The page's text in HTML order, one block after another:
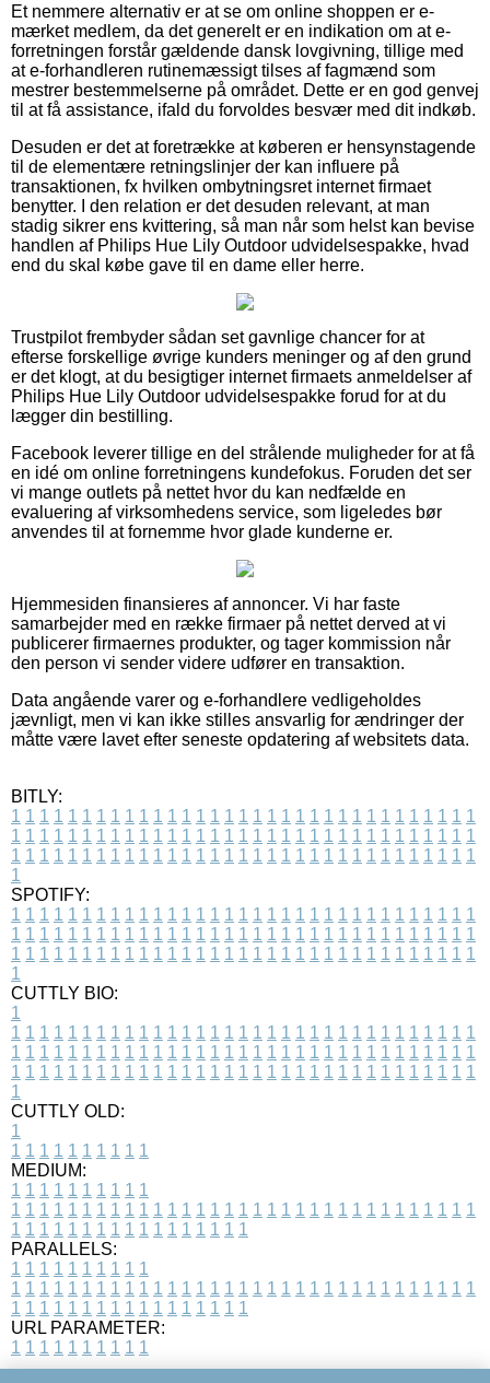
Et nemmere alternativ er at se om online shoppen er e-
mærket medlem, da det generelt er en indikation om at e-
forretningen forstår gældende dansk lovgivning, tillige med
at e-forhandleren rutinemæssigt tilses af fagmænd som
mestrer bestemmelserne på området. Dette er en god genvej
til at få assistance, ifald du forvoldes besvær med dit indkøb.
Desuden er det at foretrække at køberen er hensynstagende
til de elementære retningslinjer der kan influere på
transaktionen, fx hvilken ombytningsret internet firmaet
benytter. I den relation er det desuden relevant, at man
stadig sikrer ens kvittering, så man når som helst kan bevise
handlen af Philips Hue Lily Outdoor udvidelsespakke, hvad
end du skal købe gave til en dame eller herre.
Trustpilot frembyder sådan set gavnlige chancer for at
efterse forskellige øvrige kunders meninger og af den grund
er det klogt, at du besigtiger internet firmaets anmeldelser af
Philips Hue Lily Outdoor udvidelsespakke forud for at du
lægger din bestilling.
Facebook leverer tillige en del strålende muligheder for at få
en idé om online forretningens kundefokus. Foruden det ser
vi mange outlets på nettet hvor du kan nedfælde en
evaluering af virksomhedens service, som ligeledes bør
anvendes til at fornemme hvor glade kunderne er.
Hjemmesiden finansieres af annoncer. Vi har faste
samarbejder med en række firmaer på nettet derved at vi
publicerer firmaernes produkter, og tager kommission når
den person vi sender videre udfører en transaktion.
Data angående varer og e-forhandlere vedligeholdes
jævnligt, men vi kan ikke stilles ansvarlig for ændringer der
måtte være lavet efter seneste opdatering af websitets data.
BITLY:
1 1 1 1 1 1 1 1 1 1 1 1 1 1 1 1 1 1 1 1 1 1 1 1 1 1 1 1 1 1 1 1 1
1 1 1 1 1 1 1 1 1 1 1 1 1 1 1 1 1 1 1 1 1 1 1 1 1 1 1 1 1 1 1 1 1
1 1 1 1 1 1 1 1 1 1 1 1 1 1 1 1 1 1 1 1 1 1 1 1 1 1 1 1 1 1 1 1 1
1
SPOTIFY:
1 1 1 1 1 1 1 1 1 1 1 1 1 1 1 1 1 1 1 1 1 1 1 1 1 1 1 1 1 1 1 1 1
1 1 1 1 1 1 1 1 1 1 1 1 1 1 1 1 1 1 1 1 1 1 1 1 1 1 1 1 1 1 1 1 1
1 1 1 1 1 1 1 1 1 1 1 1 1 1 1 1 1 1 1 1 1 1 1 1 1 1 1 1 1 1 1 1 1
1
CUTTLY BIO:
1
1 1 1 1 1 1 1 1 1 1 1 1 1 1 1 1 1 1 1 1 1 1 1 1 1 1 1 1 1 1 1 1 1
1 1 1 1 1 1 1 1 1 1 1 1 1 1 1 1 1 1 1 1 1 1 1 1 1 1 1 1 1 1 1 1 1
1 1 1 1 1 1 1 1 1 1 1 1 1 1 1 1 1 1 1 1 1 1 1 1 1 1 1 1 1 1 1 1 1
1
CUTTLY OLD:
1
1 1 1 1 1 1 1 1 1 1
MEDIUM:
1 1 1 1 1 1 1 1 1 1
1 1 1 1 1 1 1 1 1 1 1 1 1 1 1 1 1 1 1 1 1 1 1 1 1 1 1 1 1 1 1 1 1
1 1 1 1 1 1 1 1 1 1 1 1 1 1 1 1 1
PARALLELS:
1 1 1 1 1 1 1 1 1 1
1 1 1 1 1 1 1 1 1 1 1 1 1 1 1 1 1 1 1 1 1 1 1 1 1 1 1 1 1 1 1 1 1
1 1 1 1 1 1 1 1 1 1 1 1 1 1 1 1 1
URL PARAMETER:
1 1 1 1 1 1 1 1 1 1